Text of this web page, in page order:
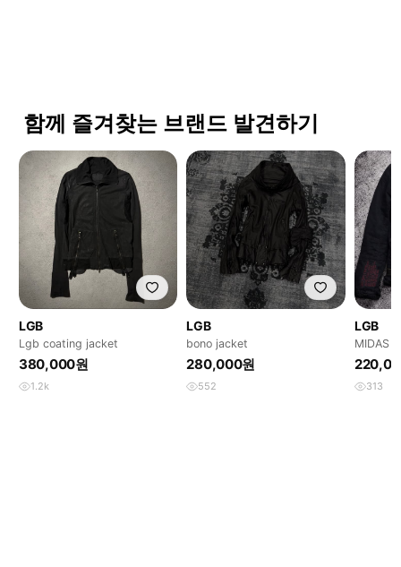
함께 즐겨찾는 브랜드 발견하기
LGB
Lgb coating jacket
380,000원
1.2k
LGB
bono jacket
280,000원
552
LGB
MIDAS
스탕
313